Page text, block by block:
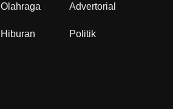
Olahraga Advertorial
Hiburan Politik